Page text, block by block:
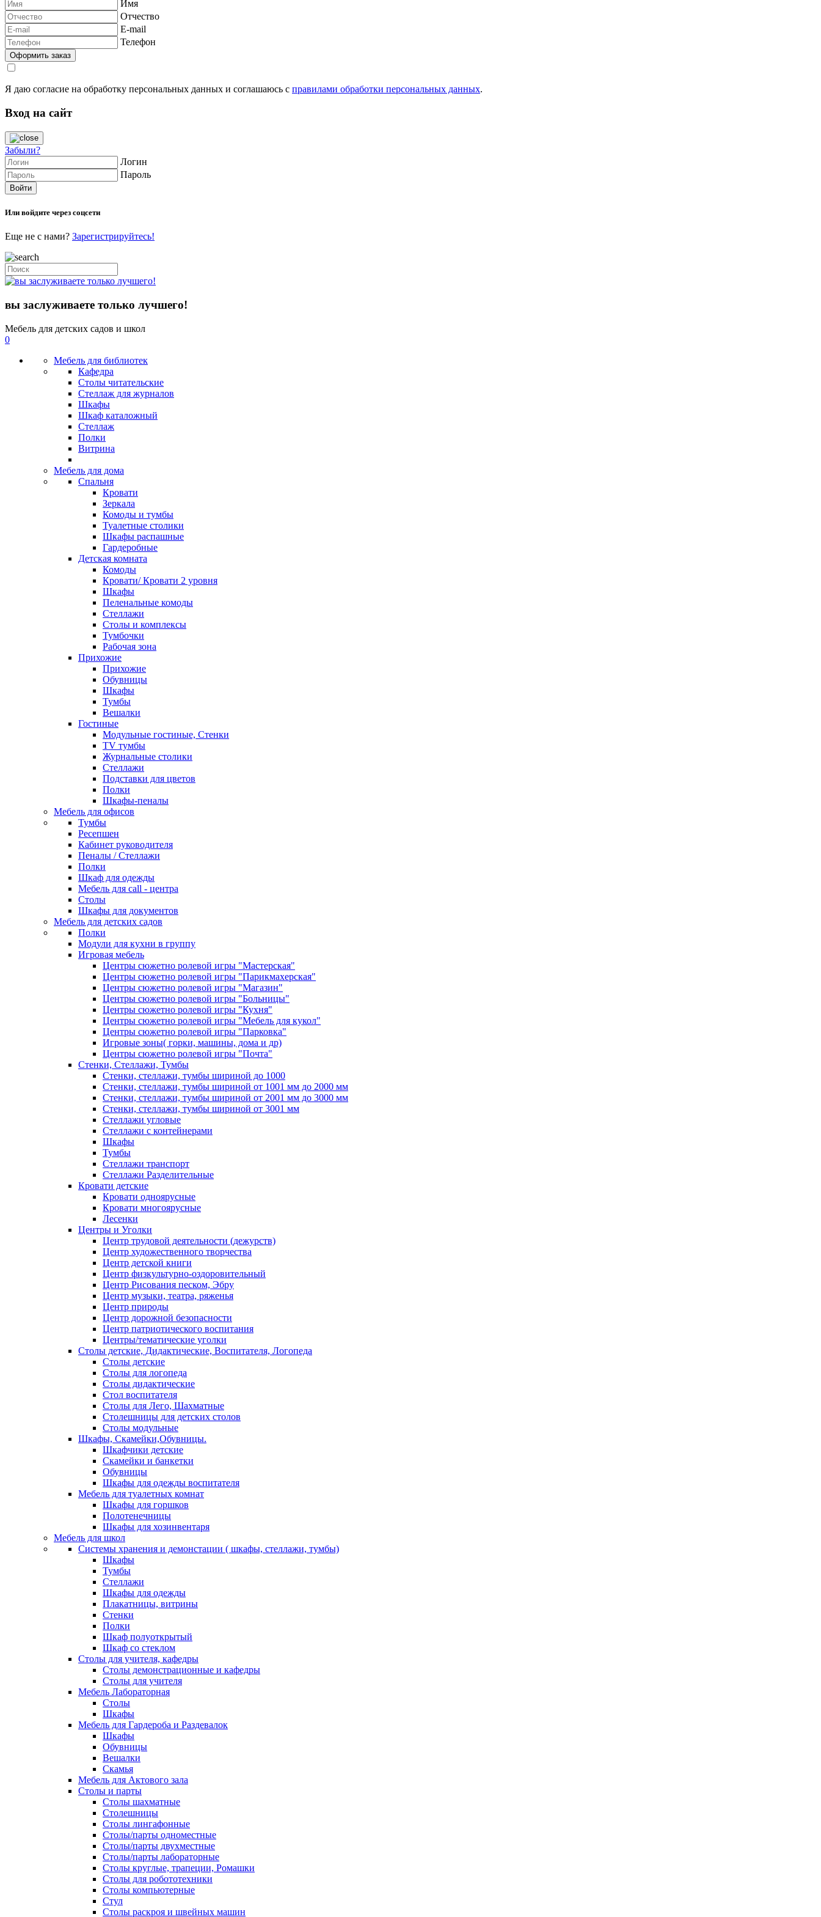
Имя
Отчество
E-mail
Телефон
Я даю согласие на обработку персональных данных и соглашаюсь с правилами обработки персональных данных.
Вход на сайт
Забыли?
Логин
Пароль
Или войдите через соцсети
Еще не с нами? Зарегистрируйтесь!
вы заслуживаете только лучшего!
Мебель для детских садов и школ
0
Мебель для библиотек
Кафедра
Столы читательские
Стеллаж для журналов
Шкафы
Шкаф каталожный
Стеллаж
Полки
Витрина
Мебель для дома
Спальня
Кровати
Зеркала
Комоды и тумбы
Туалетные столики
Шкафы распашные
Гардеробные
Детская комната
Комоды
Кровати/ Кровати 2 уровня
Шкафы
Пеленальные комоды
Стеллажи
Столы и комплексы
Тумбочки
Рабочая зона
Прихожие
Прихожие
Обувницы
Шкафы
Тумбы
Вешалки
Гостиные
Модульные гостиные, Стенки
TV тумбы
Журнальные столики
Стеллажи
Подставки для цветов
Полки
Шкафы-пеналы
Мебель для офисов
Тумбы
Ресепшен
Кабинет руководителя
Пеналы / Стеллажи
Полки
Шкаф для одежды
Мебель для call - центра
Столы
Шкафы для документов
Мебель для детских садов
Полки
Модули для кухни в группу
Игровая мебель
Центры сюжетно ролевой игры "Мастерская"
Центры сюжетно ролевой игры "Парикмахерская"
Центры сюжетно ролевой игры "Магазин"
Центры сюжетно ролевой игры "Больницы"
Центры сюжетно ролевой игры "Кухня"
Центры сюжетно ролевой игры "Мебель для кукол"
Центры сюжетно ролевой игры "Парковка"
Игровые зоны( горки, машины, дома и др)
Центры сюжетно ролевой игры "Почта"
Стенки, Стеллажи, Тумбы
Стенки, стеллажи, тумбы шириной до 1000
Стенки, стеллажи, тумбы шириной от 1001 мм до 2000 мм
Стенки, стеллажи, тумбы шириной от 2001 мм до 3000 мм
Стенки, стеллажи, тумбы шириной от 3001 мм
Стеллажи угловые
Стеллажи с контейнерами
Шкафы
Тумбы
Стеллажи транспорт
Стеллажи Разделительные
Кровати детские
Кровати одноярусные
Кровати многоярусные
Лесенки
Центры и Уголки
Центр трудовой деятельности (дежурств)
Центр художественного творчества
Центр детской книги
Центр физкультурно-оздоровительный
Центр Рисования песком, Эбру
Центр музыки, театра, ряженья
Центр природы
Центр дорожной безопасности
Центр патриотического воспитания
Центры/тематические уголки
Столы детские, Дидактические, Воспитателя, Логопеда
Столы детские
Столы для логопеда
Столы дидактические
Стол воспитателя
Столы для Лего, Шахматные
Столешницы для детских столов
Столы модульные
Шкафы, Скамейки,Обувницы.
Шкафчики детские
Скамейки и банкетки
Обувницы
Шкафы для одежды воспитателя
Мебель для туалетных комнат
Шкафы для горшков
Полотенечницы
Шкафы для хозинвентаря
Мебель для школ
Системы хранения и демонстации ( шкафы, стеллажи, тумбы)
Шкафы
Тумбы
Стеллажи
Шкафы для одежды
Плакатницы, витрины
Стенки
Полки
Шкаф полуоткрытый
Шкаф со стеклом
Столы для учителя, кафедры
Столы демонстрационные и кафедры
Столы для учителя
Мебель Лабораторная
Столы
Шкафы
Мебель для Гардероба и Раздевалок
Шкафы
Обувницы
Вешалки
Скамья
Мебель для Актового зала
Столы и парты
Столы шахматные
Столешницы
Столы лингафонные
Столы/парты одноместные
Столы/парты двухместные
Столы/парты лабораторные
Столы круглые, трапеции, Ромашки
Столы для робототехники
Столы компьютерные
Стул
Столы раскроя и швейных машин